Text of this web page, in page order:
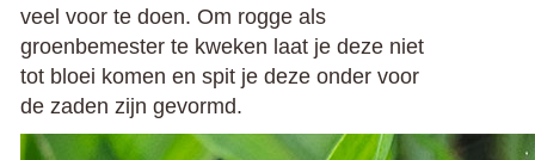
veel voor te doen. Om rogge als
groenbemester te kweken laat je deze niet
tot bloei komen en spit je deze onder voor
de zaden zijn gevormd.